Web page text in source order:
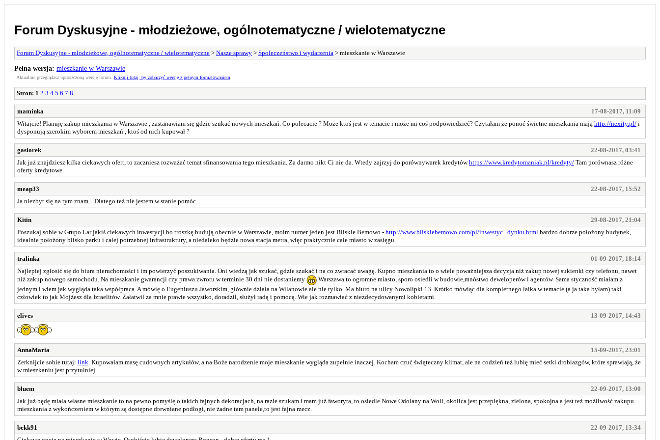
Forum Dyskusyjne - młodzieżowe, ogólnotematyczne / wielotematyczne
Forum Dyskusyjne - młodzieżowe, ogólnotematyczne / wielotematyczne > Nasze sprawy > Społeczeństwo i wydarzenia > mieszkanie w Warszawie
Pełna wersja: mieszkanie w Warszawie
Aktualnie przeglądasz uproszczoną wersję forum. Kliknij tutaj, by zobaczyć wersję z pełnym formatowaniem
Stron: 1 2 3 4 5 6 7 8
maminka
17-08-2017, 11:09
Witajcie! Planuję zakup mieszkania w Warszawie , zastanawiam się gdzie szukać nowych mieszkań. Co polecacie ? Może ktoś jest w temacie i może mi coś podpowiedzieć? Czytałam że ponoć świetne mieszkania mają http://nexity.pl/ i
dysponują szerokim wyborem mieszkań , ktoś od nich kupował ?
gasiorek
22-08-2017, 03:41
Jak już znajdziesz kilka ciekawych ofert, to zaczniesz rozważać temat sfinansowania tego mieszkania. Za darmo nikt Ci nie da. Wtedy zajrzyj do porównywarek kredytówhttps://www.kredytomaniak.pl/kredyty/ Tam porównasz różne
oferty kredytowe.
meap33
22-08-2017, 15:52
Ja niezbyt się na tym znam... Dlatego też nie jestem w stanie pomóc...
Kitin
29-08-2017, 21:04
Poszukaj sobie w Grupo Lar jakiś ciekawych inwestycji bo troszkę budują obecnie w Warszawie, moim numer jeden jest Bliskie Bemowo - http://www.bliskiebemowo.com/pl/inwestyc...dynku.html bardzo dobrze położony budynek,
idealnie położony blisko parku i całej potrzebnej infrastruktury, a niedaleko będzie nowa stacja metra, więc praktycznie całe miasto w zasięgu.
tralinka
01-09-2017, 18:14
Najlepiej zgłosić się do biura nieruchomości i im powierzyć poszukiwania. Oni wiedzą jak szukać, gdzie szukać i na co zwracać uwagę. Kupno mieszkania to o wiele poważniejsza decyzja niż zakup nowej sukienki czy telefonu, nawet
niż zakup nowego samochodu. Na mieszkanie gwarancji czy prawa zwrotu w terminie 30 dni nie dostaniemy
Warszawa to ogromne miasto, sporo osiedli w budowie,mnóstwo deweloperów i agentów. Sama styczność miałam z
jednym i wiem jak wygląda taka współpraca. A mówię o Eugeniuszu Jaworskim, głównie działa na Wilanowie ale nie tylko. Ma biuro na ulicy Nowolipki 13. Krótko mówiąc dla kompletnego laika w temacie (a ja taka byłam) taki
człowiek to jak Mojżesz dla Izraelitów. Załatwił za mnie prawie wszystko, doradził, służył radą i pomocą. Wie jak rozmawiać z niezdecydowanymi kobietami.
elives 13-09-2017, 14:43
AnnaMaria
15-09-2017, 23:01
Zerknijcie sobie tutaj: link . Kupowałam masę cudownych artykułów, a na Boże narodzenie moje mieszkanie wygląda zupełnie inaczej. Kocham czuć świąteczny klimat, ale na codzień też lubię mieć setki drobiazgów, które sprawiają, że
w mieszkaniu jest przytulniej.
bluem
22-09-2017, 13:00
Jak już będę miała własne mieszkanie to na pewno pomyślę o takich fajnych dekoracjach, na razie szukam i mam już faworyta, to osiedle Nowe Odolany na Woli, okolica jest przepiękna, zielona, spokojna a jest też możliwość zakupu
mieszkania z wykończeniem w którym są dostępne drewniane podłogi, nie żadne tam panele,to jest fajna rzecz.
bekk91
22-09-2017, 13:34